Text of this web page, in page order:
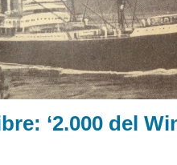
‘2.000 del